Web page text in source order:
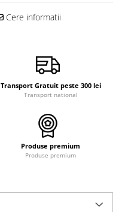
Cere informatii
Transport Gratuit peste 300 lei
Transport national
Produse premium
Produse premium